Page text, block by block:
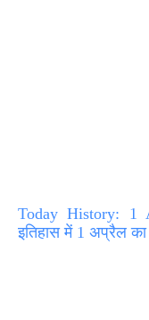
Today History: 1
इतिहास में 1 अप्रैल का